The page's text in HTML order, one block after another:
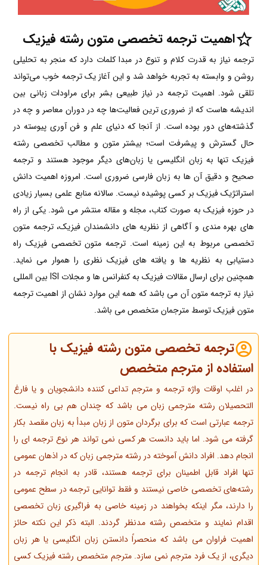
اهمیت ترجمه تخصصی متون رشته فیزیک
ترجمه نیاز به قدرت کلام و تنوع در مبدا کلمات دارد که منجر به تحلیلی
روشن و وابسته به تجربه خواهد شد و این آغاز یک ترجمه خوب می‌تواند
تلقی شود. اهمیت ترجمه در نیاز طبیعی بشر برای مراودات زبانی بین
اندیشه هاست که از ضروری ترین فعالیت‌ها چه در دوران معاصر و چه در
گذشته‌های دور بوده است. از آنجا که دنیای علم و فن آوری پیوسته در
حال گسترش و پیشرفت است؛ بیشتر متون و مطالب تخصصی رشته
فیزیک تنها به زبان انگلیسی یا زبان‌های دیگر موجود هستند و ترجمه
صحیح و دقیق آن ها به زبان فارسی ضروری است. امروزه اهمیت دانش
استراتژیک فیزیک بر کسی پوشیده نیست. سالانه منابع علمی بسیار زیادی
در حوزه فیزیک به صورت کتاب، مجله و مقاله منتشر می شود. یکی از راه
های بهره مندی و آگاهی از نظریه های دانشمندان فیزیک، ترجمه متون
تخصصی مربوط به این زمینه است. ترجمه متون تخصصی فیزیک راه
دستیابی به نظریه ها و یافته های فیزیک نظری را هموار می نماید.
همچنین برای ارسال مقالات فیزیک به کنفرانس ها و مجلات ISI بین المللی
نیاز به ترجمه متون آن می باشد که همه این موارد نشان از اهمیت ترجمه
متون فیزیک توسط مترجمان متخصص می باشد.
ترجمه تخصصی متون رشته فیزیک با
استفاده از مترجم متخصص
در اغلب اوقات واژه ترجمه و مترجم تداعی کننده دانشجویان و یا فارغ
التحصیلان رشته مترجمی زبان می باشد که چندان هم بی راه نیست.
ترجمه عبارتی است که برای برگردان متون از زبان مبدأ به زبان مقصد بکار
گرفته می شود. اما باید دانست هر کسی نمی تواند هر نوع ترجمه ای را
انجام دهد. افراد دانش آموخته در رشته مترجمی زبان که در اذهان عمومی
تنها افراد قابل اطمینان برای ترجمه هستند، قادر به انجام ترجمه در
رشته‌های تخصصی خاصی نیستند و فقط توانایی ترجمه در سطح عمومی
را دارند، مگر اینکه بخواهند در زمینه خاصی به فراگیری زبان تخصصی
اقدام نمایند و متخصص رشته مدنظر گردند. البته ذکر این نکته حائز
اهمیت فراوان می باشد که منحصراً دانستن زبان انگلیسی یا هر زبان
دیگری، از یک فرد مترجم نمی سازد. مترجم متخصص رشته فیزیک کسی